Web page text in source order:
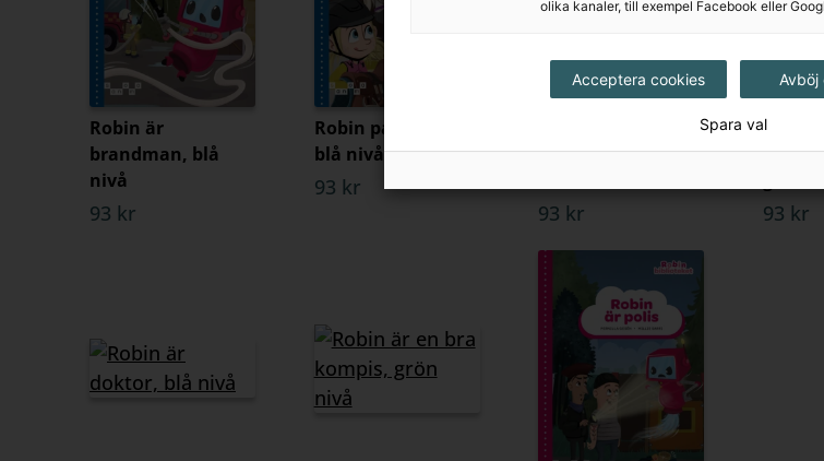
Robin är
brandman, blå
nivå
93 kr
Robin på ridskola,
blå nivå
93 kr
datorspel, grön
93 kr
Robin är
93 kr
olika kanaler, till exempel Facebook eller
Acceptera cookies Avböj
Spara val